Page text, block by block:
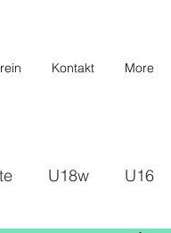
Kontakt More
U18w U16